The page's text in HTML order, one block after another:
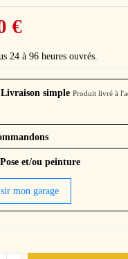
€
24 à 96 heures ouvrés.
simple Produit livré à
et/ou peinture
mon garage